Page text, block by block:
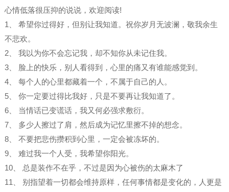
心情低落很压抑的说说，欢迎阅读!
1、 希望你过得好，但别让我知道。祝你岁月无波澜，敬我余生
不悲欢。
2、 我以为你不会忘记我，却不知你从未记住我。
3、 脸上的快乐，别人看得到，心里的痛又有谁能感觉到。
4、 每个人的心里都藏着一个，不属于自己的人。
5、 你一定要过得比我好，只是不要再让我知道了。
6、 当情话已变谎话，我又何必强求敷衍。
7、 多少人擦过了肩，然后成为记忆里擦不掉的想念。
8、 不要把悲伤攒积到心里，一定会被冻坏的。
9、 难过我一个人受，我希望你阳光。
10、 总是装作不在乎，不过是因为心被伤的太麻木了
11、 别指望着一切都会维持原样，任何事情都是变化的，人更是